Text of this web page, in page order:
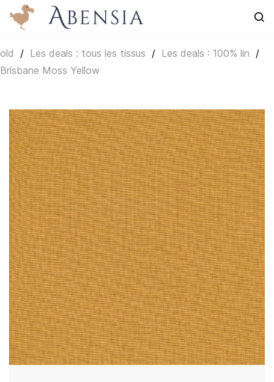
Skip to
main
content
old
/ Les deals : tous les tissus / Les deals : 100% lin /
Brisbane Moss Yellow